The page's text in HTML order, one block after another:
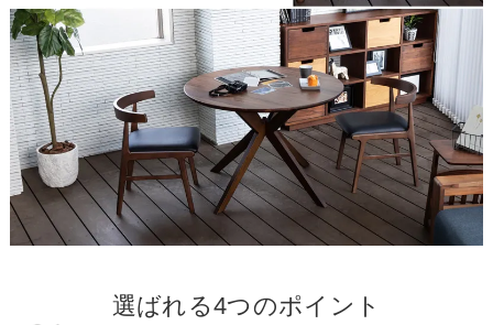
選ばれる4つのポイント